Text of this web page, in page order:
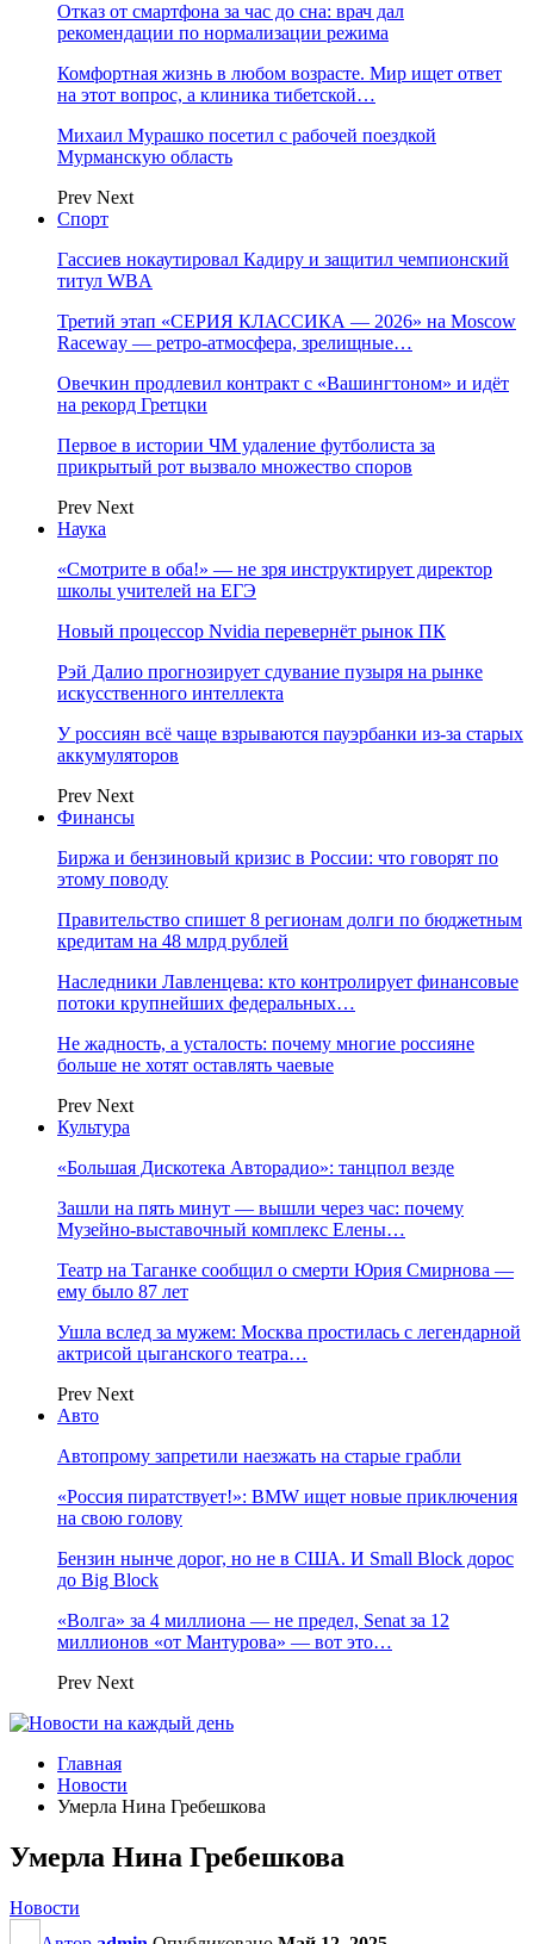
Отказ от смартфона за час до сна: врач дал
рекомендации по нормализации режима
Комфортная жизнь в любом возрасте. Мир ищет ответ
на этот вопрос, а клиника тибетской…
Михаил Мурашко посетил с рабочей поездкой
Мурманскую область
Prev Next
Спорт
Гассиев нокаутировал Кадиру и защитил чемпионский
титул WBA
Третий этап «СЕРИЯ КЛАССИКА — 2026» на Moscow
Raceway — ретро‑атмосфера, зрелищные…
Овечкин продлевил контракт с «Вашингтоном» и идёт
на рекорд Гретцки
Первое в истории ЧМ удаление футболиста за
прикрытый рот вызвало множество споров
Prev Next
Наука
«Смотрите в оба!» — не зря инструктирует директор
школы учителей на ЕГЭ
Новый процессор Nvidia перевернёт рынок ПК
Рэй Далио прогнозирует сдувание пузыря на рынке
искусственного интеллекта
У россиян всё чаще взрываются пауэрбанки из-за старых
аккумуляторов
Prev Next
Финансы
Биржа и бензиновый кризис в России: что говорят по
этому поводу
Правительство спишет 8 регионам долги по бюджетным
кредитам на 48 млрд рублей
Наследники Лавленцева: кто контролирует финансовые
потоки крупнейших федеральных…
Не жадность, а усталость: почему многие россияне
больше не хотят оставлять чаевые
Prev Next
Культура
«Большая Дискотека Авторадио»: танцпол везде
Зашли на пять минут — вышли через час: почему
Музейно-выставочный комплекс Елены…
Театр на Таганке сообщил о смерти Юрия Смирнова —
ему было 87 лет
Ушла вслед за мужем: Москва простилась с легендарной
актрисой цыганского театра…
Prev Next
Авто
Автопрому запретили наезжать на старые грабли
«Россия пиратствует!»: BMW ищет новые приключения
на свою голову
Бензин нынче дорог, но не в США. И Small Block дорос
до Big Block
«Волга» за 4 миллиона — не предел, Senat за 12
миллионов «от Мантурова» — вот это…
Prev Next
Главная
Новости
Умерла Нина Гребешкова
Умерла Нина Гребешкова
Новости